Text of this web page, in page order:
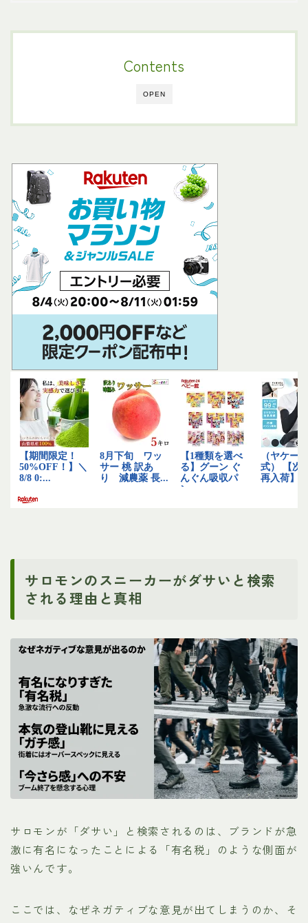
OPEN
Contents
サロモンのスニーカーがダサいと検索
される理由と真相
サロモンが「ダサい」と検索されるのは、ブランドが急
激に有名になったことによる「有名税」のような側面が
強いんです。
ここでは、なぜネガティブな意見が出てしまうのか、そ